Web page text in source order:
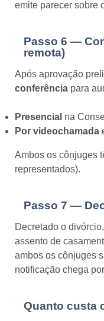
emite parecer sobre
Passo 6 —
remota)
Após aprovação
conferência para
Presencial na
Por videochamada
Ambos os cônjuges
representados).
Passo 7 —
Decretado o
assento de
ambos os cônjuges
notificação chega
Quanto custa